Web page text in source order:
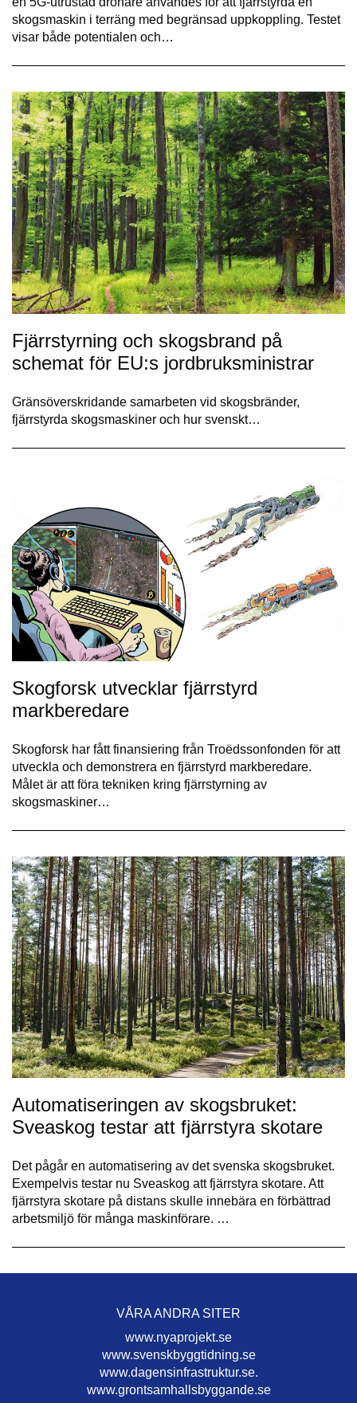
skogsmaskin i terräng med begränsad uppkoppling. Testet
visar både potentialen och…
Fjärrstyrning och skogsbrand på
schemat för EU:s jordbruksministrar
Gränsöverskridande samarbeten vid skogsbränder,
fjärrstyrda skogsmaskiner och hur svenskt…
Skogforsk utvecklar fjärrstyrd
markberedare
Skogforsk har fått finansiering från Troëdssonfonden för att
utveckla och demonstrera en fjärrstyrd markberedare.
Målet är att föra tekniken kring fjärrstyrning av
skogsmaskiner…
Automatiseringen av skogsbruket:
Sveaskog testar att fjärrstyra skotare
Det pågår en automatisering av det sven​ska skogsbruket.
Exempelvis testar nu Sveaskog att fjärrstyra skotare. Att
fjärrstyra skotare på distans skulle innebära en förbättrad
arbetsmiljö för många maskinförare. ​…
VÅRA ANDRA SITER
www.nyaprojekt.se
www.svenskbyggtidning.se
www.dagensinfrastruktur.se.
www.grontsamhallsbyggande.se